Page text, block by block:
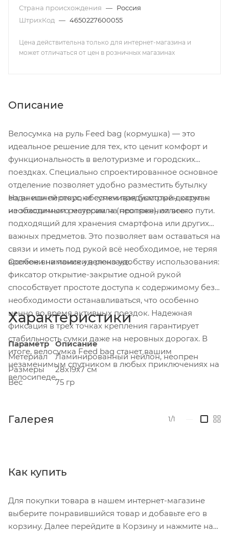
Страна происхождения — Россия
ШтрихКод — 4650227600055
Цена действительна только для интернет-магазина и
может отличаться от цен в розничных магазинах
Описание
Велосумка на руль Feed bag (кормушка) — это
идеальное решение для тех, кто ценит комфорт и
функциональность в велотуризме и городских
поездках. Специально спроектированное основное
отделение позволяет удобно разместить бутылку
воды или перекус, обеспечивая быстрый доступ к
необходимым ресурсам на протяжении всего пути.
На внешней стороне сумки предусмотрен карман
из эластичного материала (неопрен), отлично
подходящий для хранения смартфона или других
важных предметов. Это позволяет вам оставаться на
связи и иметь под рукой всё необходимое, не теряя
времени на поиски в рюкзаке.
Особое внимание уделено удобству использования:
фиксатор открытие-закрытие одной рукой
способствует простоте доступа к содержимому без
необходимости останавливаться, что особенно
ценно во время активных поездок. Надежная
фиксация в трех точках крепления гарантирует
стабильность сумки даже на неровных дорогах. В
итоге, велосумка Feed bag станет вашим
незаменимым спутником в любых приключениях на
велосипеде.
Характеристики
Параметр
Описание
Метериал
Ламинированный нейлон, неопрен
Размеры
28х19х7 см
Вес
75 гр
Галерея 1/1
Как купить
Для покупки товара в нашем интернет-магазине
выберите понравившийся товар и добавьте его в
корзину. Далее перейдите в Корзину и нажмите на